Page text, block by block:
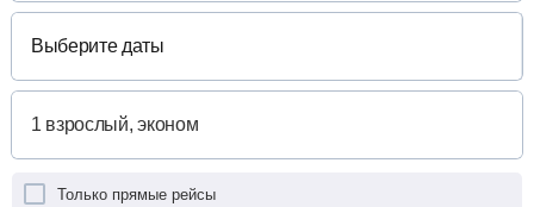
Выберите даты
Только прямые рейсы